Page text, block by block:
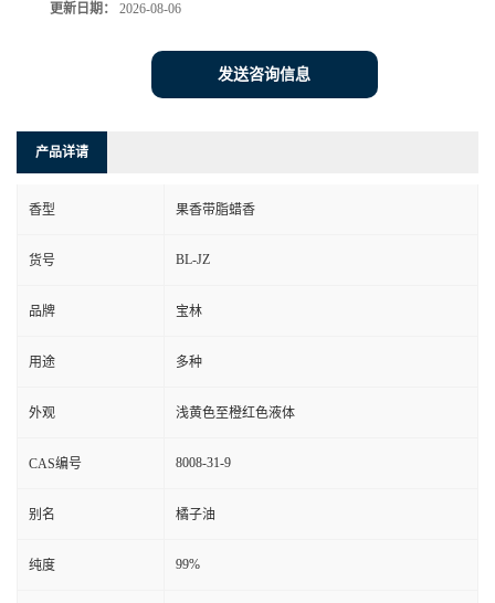
更新日期： 2026-08-06
发送咨询信息
产品详请
香型 果香带脂蜡香
货号 BL-JZ
品牌 宝林
用途 多种
外观 浅黄色至橙红色液体
CAS编号 8008-31-9
别名 橘子油
纯度 99%